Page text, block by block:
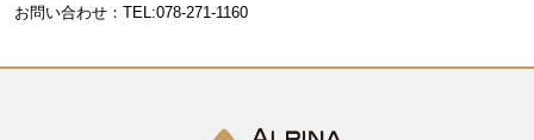
k
お問い合わせ：TEL:078-271-1160